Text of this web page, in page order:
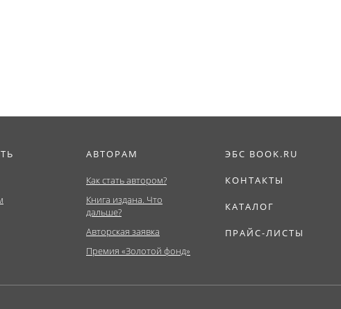
АВТОРАМ
Как стать автором?
Книга издана. Что
дальше?
Авторская заявка
Премия «Золотой фонд»
ЭБС BOOK.RU
КОНТАКТЫ
КАТАЛОГ
ПРАЙС-ЛИСТЫ